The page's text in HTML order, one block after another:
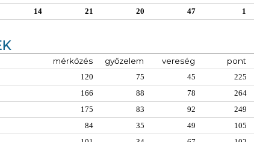
14 21 20 47 1
mérkőzés győzelem vereség pont
120 75 45 225
166 88 78 264
175 83 92 249
84 35 49 105